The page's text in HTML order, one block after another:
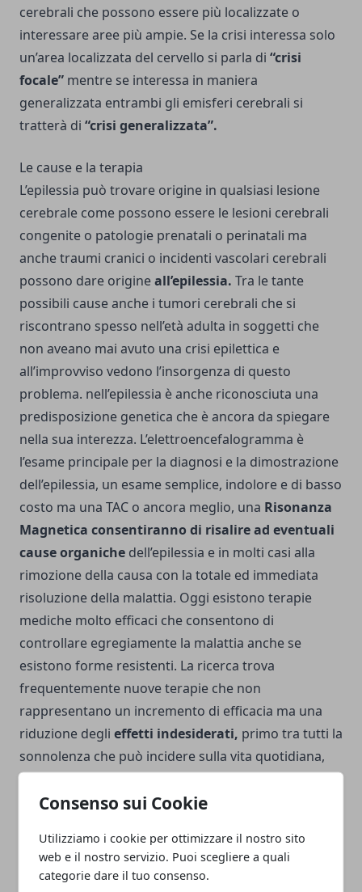
Consenso sui Cookie
Utilizziamo i cookie per ottimizzare il nostro sito
web e il nostro servizio. Puoi scegliere a quali
categorie dare il tuo consenso.
cerebrali che possono essere più localizzate o
interessare aree più ampie. Se la crisi interessa solo
un’area localizzata del cervello si parla di “crisi
focale” mentre se interessa in maniera
generalizzata entrambi gli emisferi cerebrali si
tratterà di “crisi generalizzata”.
Le cause e la terapia
L’epilessia può trovare origine in qualsiasi lesione
cerebrale come possono essere le lesioni cerebrali
congenite o patologie prenatali o perinatali ma
anche traumi cranici o incidenti vascolari cerebrali
possono dare origineall’epilessia. Tra le tante
possibili cause anche i tumori cerebrali che si
riscontrano spesso nell’età adulta in soggetti che
non aveano mai avuto una crisi epilettica e
all’improvviso vedono l’insorgenza di questo
problema. nell’epilessia è anche riconosciuta una
predisposizione genetica che è ancora da spiegare
nella sua interezza. L’elettroencefalogramma è
l’esame principale per la diagnosi e la dimostrazione
dell’epilessia, un esame semplice, indolore e di basso
costo ma una TAC o ancora meglio, una Risonanza
Magnetica consentiranno di risalire ad eventuali
cause organiche dell’epilessia e in molti casi alla
rimozione della causa con la totale ed immediata
risoluzione della malattia. Oggi esistono terapie
mediche molto efficaci che consentono di
controllare egregiamente la malattia anche se
esistono forme resistenti. La ricerca trova
frequentemente nuove terapie che non
rappresentano un incremento di efficacia ma una
riduzione degli effetti indesiderati, primo tra tutti la
sonnolenza che può incidere sulla vita quotidiana,
sul rendimento scolastico dei bambini e lavorativa
negli adulti, in particolare nei lavori in cui si